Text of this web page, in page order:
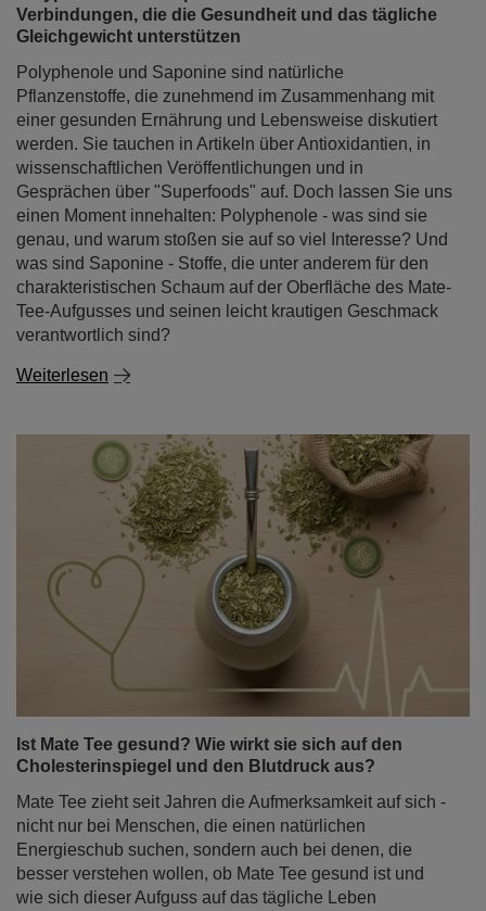
Verbindungen, die die Gesundheit und das tägliche
Gleichgewicht unterstützen
Polyphenole und Saponine sind natürliche
Pflanzenstoffe, die zunehmend im Zusammenhang mit
einer gesunden Ernährung und Lebensweise diskutiert
werden. Sie tauchen in Artikeln über Antioxidantien, in
wissenschaftlichen Veröffentlichungen und in
Gesprächen über "Superfoods" auf. Doch lassen Sie uns
einen Moment innehalten: Polyphenole - was sind sie
genau, und warum stoßen sie auf so viel Interesse? Und
was sind Saponine - Stoffe, die unter anderem für den
charakteristischen Schaum auf der Oberfläche des Mate-
Tee-Aufgusses und seinen leicht krautigen Geschmack
verantwortlich sind?
Weiterlesen
Ist Mate Tee gesund? Wie wirkt sie sich auf den
Cholesterinspiegel und den Blutdruck aus?
Mate Tee zieht seit Jahren die Aufmerksamkeit auf sich -
nicht nur bei Menschen, die einen natürlichen
Energieschub suchen, sondern auch bei denen, die
besser verstehen wollen, ob Mate Tee gesund ist und
wie sich dieser Aufguss auf das tägliche Leben